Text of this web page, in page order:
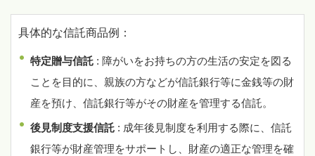
具体的な信託商品例：
特定贈与信託 : 障がいをお持ちの方の生活の安定を図る
ことを目的に、親族の方などが信託銀行等に金銭等の財
産を預け、信託銀行等がその財産を管理する信託。
後見制度支援信託 : 成年後見制度を利用する際に、信託
銀行等が財産管理をサポートし、財産の適正な管理を確